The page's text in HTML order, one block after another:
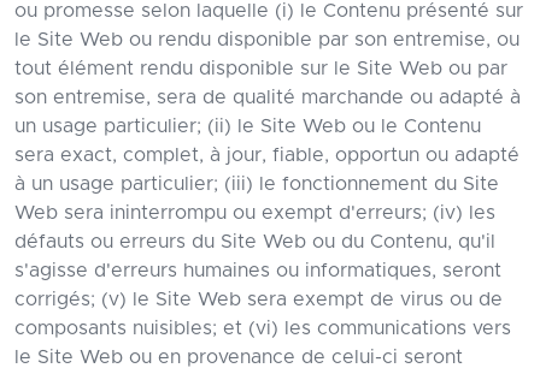
ou promesse selon laquelle (i) le Contenu présenté sur
le Site Web ou rendu disponible par son entremise, ou
tout élément rendu disponible sur le Site Web ou par
son entremise, sera de qualité marchande ou adapté à
un usage particulier; (ii) le Site Web ou le Contenu
sera exact, complet, à jour, fiable, opportun ou adapté
à un usage particulier; (iii) le fonctionnement du Site
Web sera ininterrompu ou exempt d'erreurs; (iv) les
défauts ou erreurs du Site Web ou du Contenu, qu'il
s'agisse d'erreurs humaines ou informatiques, seront
corrigés; (v) le Site Web sera exempt de virus ou de
composants nuisibles; et (vi) les communications vers
le Site Web ou en provenance de celui-ci seront